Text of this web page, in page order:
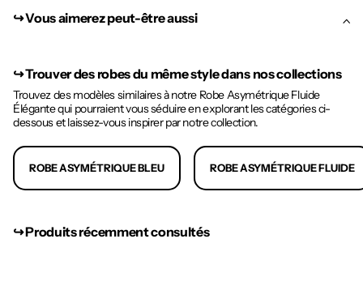
↪︎ Vous aimerez peut-être aussi
↪︎Trouver des robes du même style dans nos collections
Trouvez des modèles similaires à notre Robe Asymétrique Fluide
Élégante qui pourraient vous séduire en explorant les catégories ci-
dessous et laissez-vous inspirer par notre collection.
ROBE ASYMÉTRIQUE BLEU ROBE ASYMÉTRIQUE FLUIDE
↪︎ Produits récemment consultés